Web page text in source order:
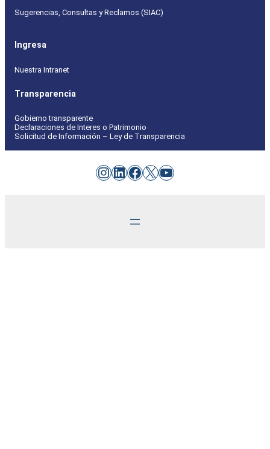
Sugerencias, Consultas y Reclamos (SIAC)
Ingresa
Nuestra Intranet
Transparencia
Gobierno transparente
Declaraciones de Interes o Patrimonio
Solicitud de Información – Ley de Transparencia
Instagram
LinkedIn
Facebook
X YouTube